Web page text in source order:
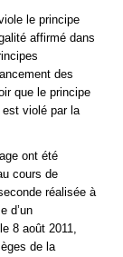
le principe
affirmé dans
des
que le principe
est violé par la
ont été
cours de
réalisée à
d’un
8 août 2011,
de la